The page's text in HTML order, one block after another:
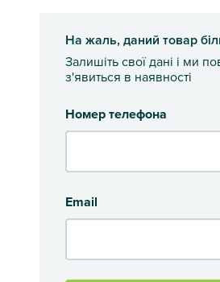
На жаль, даний товар
Залишіть свої дані і ми
з'явиться в наявності
Номер телефона
Email